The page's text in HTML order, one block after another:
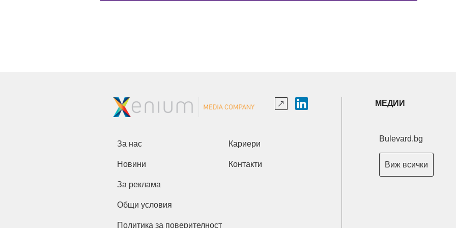
За нас Кариери
Новини Контакти
За реклама
Общи условия
Политика за поверителност
МЕДИИ
Bulevard.bg
Виж всички